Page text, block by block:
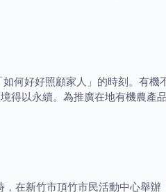
何好好照顧家人」的時刻。有機
得以永續。為推廣在地有機農產
在新竹市頂竹市民活動中心舉辦